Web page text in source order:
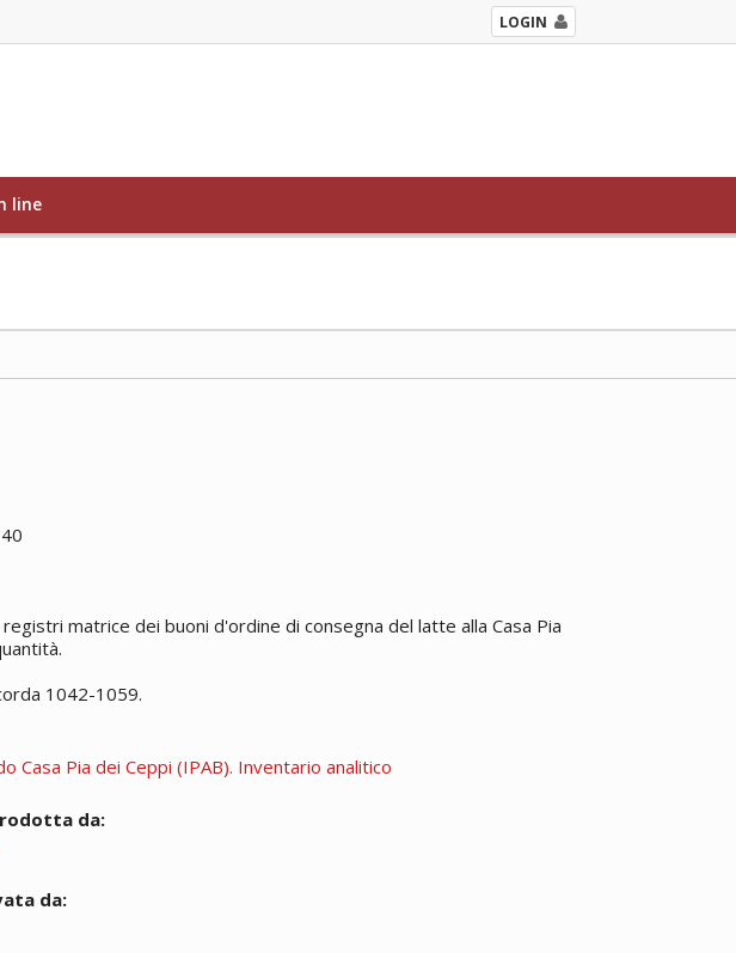
LOGIN
line
matrice dei buoni d'ordine di consegna del latte alla Casa Pia
1042-1059.
Casa Pia dei Ceppi (IPAB). Inventario analitico
da:
da: